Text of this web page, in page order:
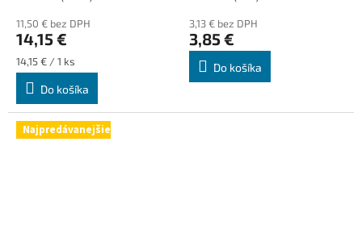
11,50 € bez DPH
14,15 €
Jednotková
cena:
14,15 € / 1 ks
Do košíka
3,13 € bez DPH
3,85 €
Do košíka
Najpredávanejšie